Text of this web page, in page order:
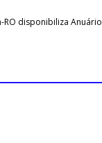
RO disponibiliza Anuário